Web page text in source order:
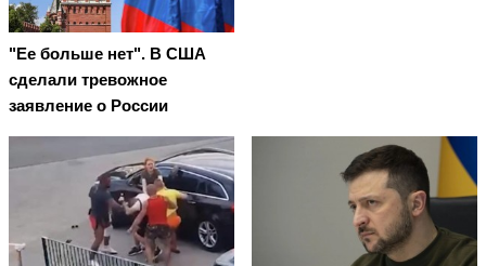
"Ее больше нет". В США
сделали тревожное
заявление о России